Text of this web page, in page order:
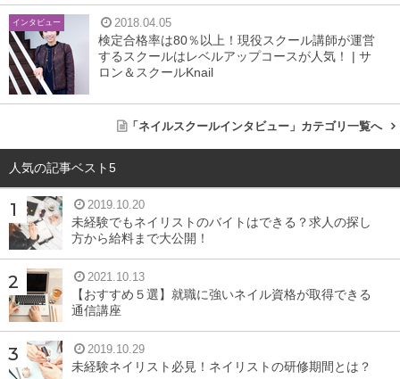
授業を見学させていただきましたが、とてもアットホ
そうなんです。少人数制のレッスンなので、生徒さんと講
師の距離が近く、授業中わからないことがあっても、気軽
に質問をしていただくことができます。生徒さん同士の仲
もよく、試験前はお互い程よい緊張感を持ちながら情報交
換をしていることもよくありますよ。
在籍している講師の方はどのような方達なのでしょう
か。
インタビュー 2018.04.05
検定合格率は80％以上！現役スクール講師が運営
するスクールはレベルアップコースが人気！ | サ
ロン＆スクールKnail
「ネイルスクールインタビュー」カテゴリ一覧へ
人気の記事ベスト5
2019.10.20
未経験でもネイリストのバイトはできる？求人の探し
方から給料まで大公開！
2021.10.13
【おすすめ５選】就職に強いネイル資格が取得できる
通信講座
2019.10.29
未経験ネイリスト必見！ネイリストの研修期間とは？